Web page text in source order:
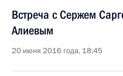
Встреча с Сержем
Алиевым
20 июня 2016 года, 18:45